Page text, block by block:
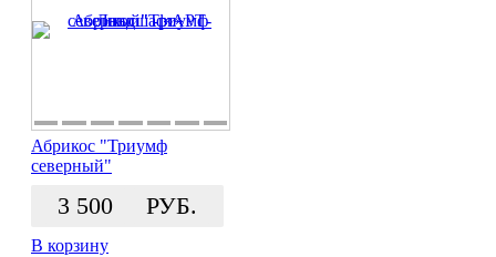
Абрикос "Триумф
северный"
3 500 РУБ.
В корзину